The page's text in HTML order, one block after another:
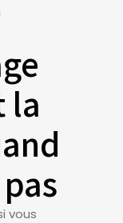
la
vous